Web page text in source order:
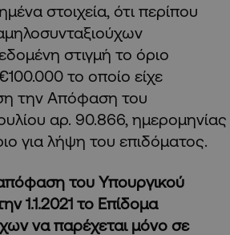
στοιχεία, ότι περίπου
στιγμή το όριο
το οποίο είχε
την Απόφαση του
αρ. 90.866, ημερομηνίας
για λήψη του επιδόματος.
του Υπουργικού
1.1.2021 το Επίδομα
να παρέχεται μόνο σε